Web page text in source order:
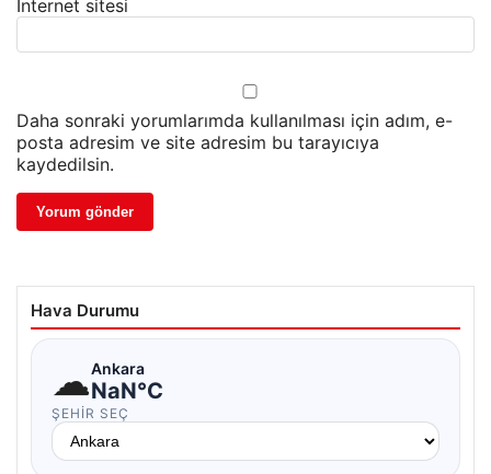
İnternet sitesi
Daha sonraki yorumlarımda kullanılması için adım, e-
posta adresim ve site adresim bu tarayıcıya
kaydedilsin.
Hava Durumu
☁Ankara
NaN°C
ŞEHIR SEÇ